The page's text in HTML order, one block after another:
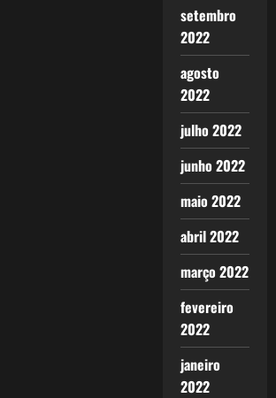
setembro
2022
agosto
2022
julho 2022
junho 2022
maio 2022
abril 2022
março 2022
fevereiro
2022
janeiro
2022